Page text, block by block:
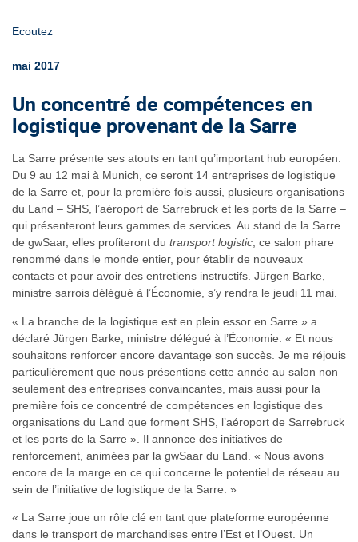
Ecoutez
mai 2017
Un concentré de compétences en
logistique provenant de la Sarre
La Sarre présente ses atouts en tant qu’important hub européen.
Du 9 au 12 mai à Munich, ce seront 14 entreprises de logistique
de la Sarre et, pour la première fois aussi, plusieurs organisations
du Land – SHS, l’aéroport de Sarrebruck et les ports de la Sarre –
qui présenteront leurs gammes de services. Au stand de la Sarre
de gwSaar, elles profiteront du transport logistic, ce salon phare
renommé dans le monde entier, pour établir de nouveaux
contacts et pour avoir des entretiens instructifs. Jürgen Barke,
ministre sarrois délégué à l’Économie, s’y rendra le jeudi 11 mai.
« La branche de la logistique est en plein essor en Sarre » a
déclaré Jürgen Barke, ministre délégué à l’Économie. « Et nous
souhaitons renforcer encore davantage son succès. Je me réjouis
particulièrement que nous présentions cette année au salon non
seulement des entreprises convaincantes, mais aussi pour la
première fois ce concentré de compétences en logistique des
organisations du Land que forment SHS, l’aéroport de Sarrebruck
et les ports de la Sarre ». Il annonce des initiatives de
renforcement, animées par la gwSaar du Land. « Nous avons
encore de la marge en ce qui concerne le potentiel de réseau au
sein de l’initiative de logistique de la Sarre. »
« La Sarre joue un rôle clé en tant que plateforme européenne
dans le transport de marchandises entre l’Est et l’Ouest. Un